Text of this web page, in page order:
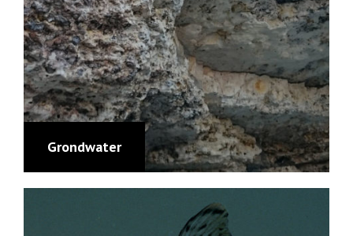
Grondwater